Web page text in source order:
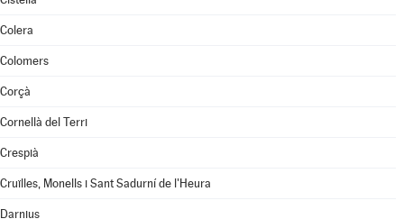
Colera
Colomers
Corçà
Cornellà del Terri
Crespià
Cruïlles, Monells i Sant Sadurní de l'Heura
Darnius